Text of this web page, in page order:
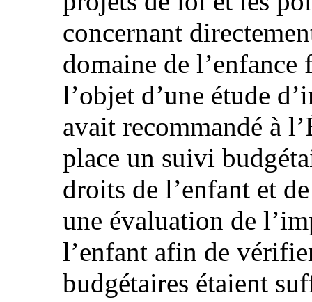
concernant
domaine de
l’objet d’une étude
avait recommandé à
place un suivi
droits de l’enfant et
une évaluation de
l’enfant afin de
budgétaires étaient